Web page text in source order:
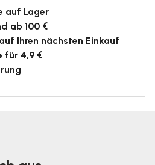
auf Lager
ab 100 €
Ihren nächsten Einkauf
für 4,9 €